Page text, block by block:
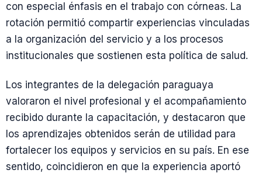
con especial énfasis en el trabajo con córneas. La
rotación permitió compartir experiencias vinculadas
a la organización del servicio y a los procesos
institucionales que sostienen esta política de salud.
Los integrantes de la delegación paraguaya
valoraron el nivel profesional y el acompañamiento
recibido durante la capacitación, y destacaron que
los aprendizajes obtenidos serán de utilidad para
fortalecer los equipos y servicios en su país. En ese
sentido, coincidieron en que la experiencia aportó